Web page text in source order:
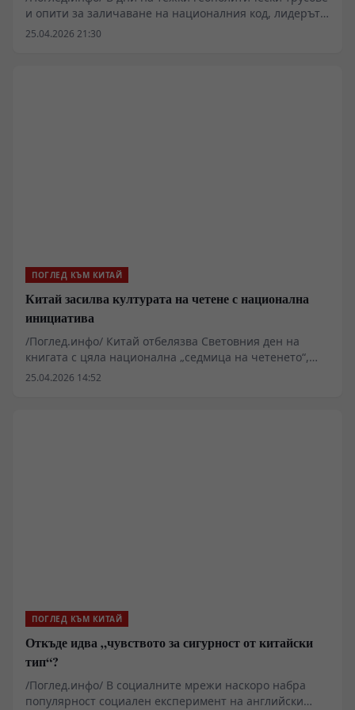
и опити за заличаване на националния код, лидерът
на ПП АБВ Румен Петков се поклони пред светините
25.04.2026 21:30
ПОГЛЕД КЪМ КИТАЙ
Китай засилва културата на четене с национална
инициатива
/Поглед.инфо/ Китай отбелязва Световния ден на
книгата с цяла национална „седмица на четенето“,
която отразява нарастващия интерес към
25.04.2026 14:52
ПОГЛЕД КЪМ КИТАЙ
Откъде идва „чувството за сигурност от китайски
тип“?
/Поглед.инфо/ В социалните мрежи наскоро набра
популярност социален експеримент на английски